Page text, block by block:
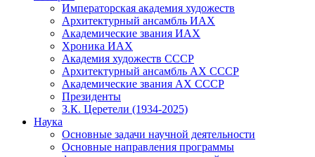
Императорская академия художеств
Архитектурный ансамбль ИАХ
Академические звания ИАХ
Хроника ИАХ
Академия художеств СССР
Архитектурный ансамбль АХ СССР
Академические звания АХ СССР
Президенты
З.К. Церетели (1934-2025)
Наука
Основные задачи научной деятельности
Основные направления программы